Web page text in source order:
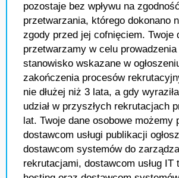
pozostaje bez wpływu na
przetwarzania, którego dokonano
zgody przed jej cofnięciem. Twoje
przetwarzamy w celu
stanowisko wskazane w
zakończenia procesów
nie dłużej niż 3 lata, a gdy
udział w przyszłych rekrutacjach
lat. Twoje dane osobowe możemy
dostawcom usługi publikacji
dostawcom systemów do
rekrutacjami, dostawcom usług IT